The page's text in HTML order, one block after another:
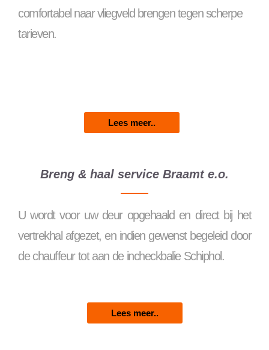
comfortabel naar vliegveld brengen tegen scherpe
tarieven.
Lees meer..
Breng & haal service Braamt e.o.
U wordt voor uw deur opgehaald en direct bij het
vertrekhal afgezet, en indien gewenst begeleid door
de chauffeur tot aan de incheckbalie Schiphol.
Lees meer..